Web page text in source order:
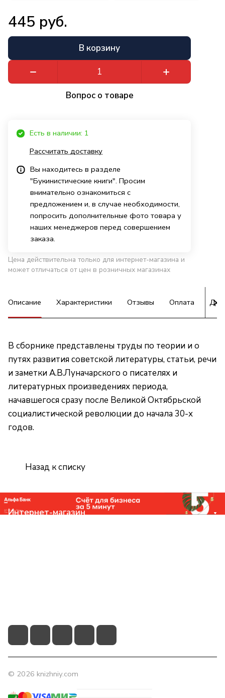
445 руб.
В корзину
Вопрос о товаре
Есть в наличии: 1
Рассчитать доставку
Вы находитесь в разделе
"Букинистические книги". Просим
внимательно ознакомиться с
предложением и, в случае необходимости,
попросить дополнительные фото товара у
наших менеджеров перед совершением
заказа.
Цена действительна только для интернет-магазина и
может отличаться от цен в розничных магазинах
Описание Характеристики Отзывы Оплата
В сборнике представлены труды по теории и о
путях развития советской литературы, статьи, речи
и заметки А.В.Луначарского о писателях и
литературных произведениях периода,
начавшегося сразу после Великой Октябрьской
социалистической революции до начала 30-х
годов.
Назад к списку
Интернет-магазин
© 2026 knizhniy.com